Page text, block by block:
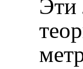
Эти